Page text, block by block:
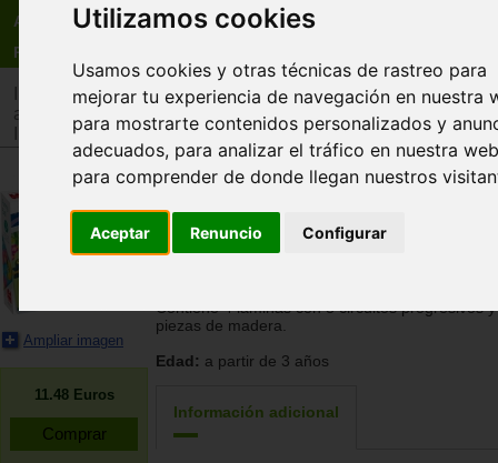
Utilizamos cookies
Usamos cookies y otras técnicas de rastreo para
mejorar tu experiencia de navegación en nuestra
para mostrarte contenidos personalizados y
adecuados, para analizar el tráfico en nuestra
para comprender de donde llegan nuestros
Aceptar Renuncio Configurar
Actualidad
Registro
>Tienda>Juguetes infantiles>Juguetes por edad>
años
>Tienda>Juguetes infantiles>Juguetes por tipo >
Ampliar imagen
11.48 Euros
Funny Ball. Juego de habilidad
Elige un circuito, encaja las piezas indicadas y
Contiene 4 láminas con 8 circuitos progresivos
piezas de madera.
Edad: a partir de 3 años
Información adicional